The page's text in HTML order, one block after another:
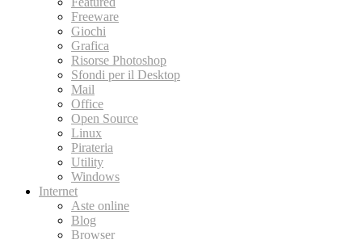
Freeware
Giochi
Grafica
Risorse Photoshop
Sfondi per il Desktop
Mail
Office
Open Source
Linux
Pirateria
Utility
Windows
Internet
Aste online
Blog
Browser